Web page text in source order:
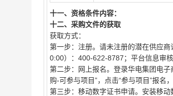
十一、资格条件内容：
十二、采购文件的获取
获取方式：
第一步：注册。请未注册的潜在供应
0:00）：400-622-8787；平台信息审
第二步：网上报名。登录华电集团电
购-可参与项目”，点击“参与项目”报名
第三步：移动数字证书申请。安装移